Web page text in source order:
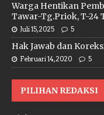
Warga Hentikan
Tawar-Tg.Priok, T-24
Juli 15, 2025 5
Hak Jawab dan
Februari 14, 2020 5
PILIHAN REDAKSI